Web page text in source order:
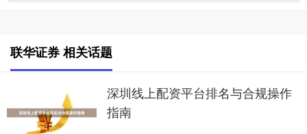
联华证券 相关话题
深圳线上配资平台排名与合规操作
指南